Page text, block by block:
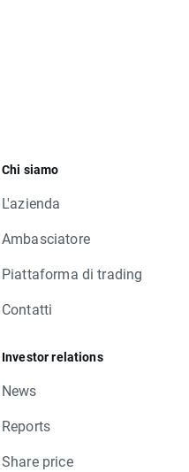
Chi siamo
L'azienda
Ambasciatore
Piattaforma di trading
Contatti
Investor relations
News
Reports
Share price